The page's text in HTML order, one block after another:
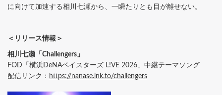
に向けて加速する相川七瀬から、一瞬たりとも目が離せない。
＜リリース情報＞
相川七瀬「Challengers」
FOD「横浜DeNAベイスターズ L!VE 2026」中継テーマソング
配信リンク： https://nanase.lnk.to/challengers